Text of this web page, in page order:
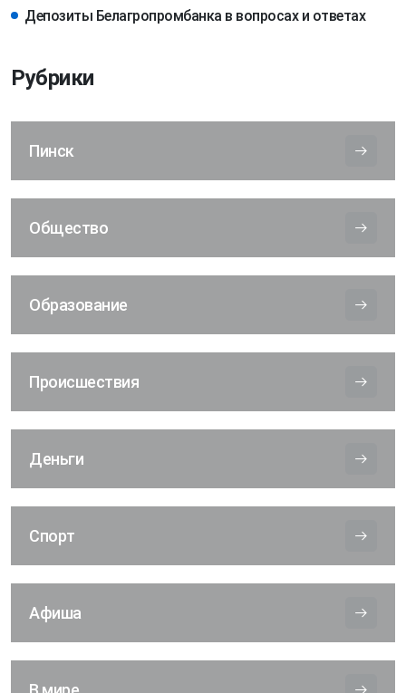
Депозиты Белагропромбанка в вопросах и ответах
Рубрики
Пинск
Общество
Образование
Происшествия
Деньги
Спорт
Афиша